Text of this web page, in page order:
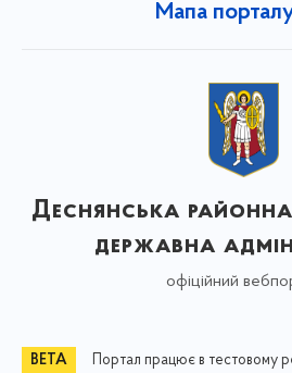
Мапа
Деснянська районна
державна
офіційний
Портал працює в тестовому